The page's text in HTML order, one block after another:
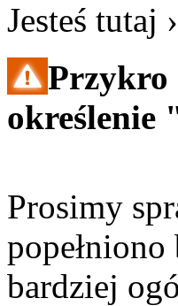
Jesteś tutaj ›
Przykro
określenie
Prosimy
bardziej